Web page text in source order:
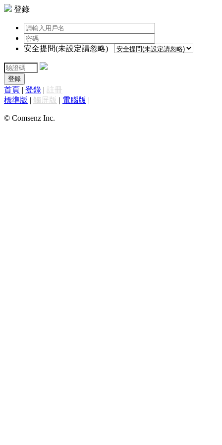
登錄
安全提問(未設定請忽略)
登錄
首頁 | 登錄 | 註冊
標準版 | 觸屏版 | 電腦版 |
© Comsenz Inc.